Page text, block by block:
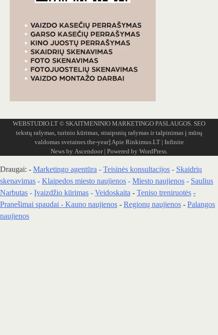
WEBSTUDIO.LT © SKAITMENINIO MARKETINGO PASLAUGOS. SEO
tekstų rašymas, turinio kūrimas, straipsnių rašymas ir talpinimas į mūsų
valdomas svetaines.the-year]Apie Rinkimus.LT| Infinite
News by Ascendoor| Powered by WordPress.
Draugai: - Marketingo agentūra - Teisinės konsultacijos - Skaidrių
skenavimas - Klaipedos miesto naujienos - Miesto naujienos - Saulius
Narbutas - Įvaizdžio kūrimas - Veidoskaita - Teniso treniruotės -
Pranešimai spaudai - Kauno naujienos - Regionų naujienos - Palangos
naujienos